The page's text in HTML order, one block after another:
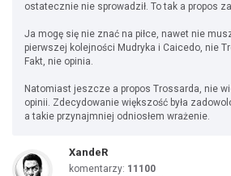
ostatecznie nie sprowadził. To tak a propos
Ja mogę się nie znać na piłce, nawet nie
pierwszej kolejności Mudryka i Caicedo, nie
Fakt, nie opinia.
Natomiast jeszcze a propos Trossarda, nie
opinii. Zdecydowanie większość była
a takie przynajmniej odniosłem wrażenie.
XandeR
komentarzy: 11100